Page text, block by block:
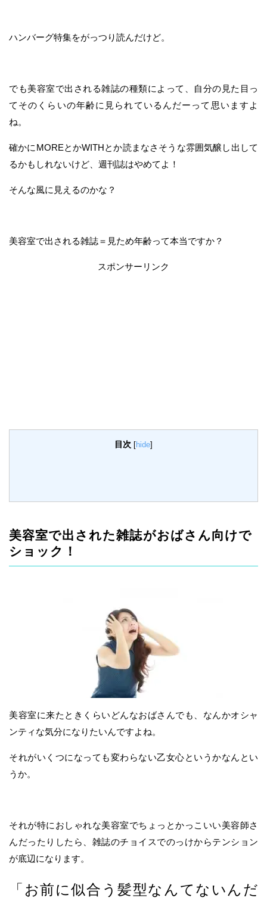
ハンバーグ特集をがっつり読んだけど。
でも美容室で出される雑誌の種類によって、自分の見た目っ
てそのくらいの年齢に見られているんだーって思いますよ
ね。
確かにMOREとかWITHとか読まなさそうな雰囲気醸し出して
るかもしれないけど、週刊誌はやめてよ！
そんな風に見えるのかな？
美容室で出される雑誌＝見ため年齢って本当ですか？
スポンサーリンク
目次 [hide]
美容室で出された雑誌がおばさん向けで
ショック！
美容室に来たときくらいどんなおばさんでも、なんかオシャ
ンティな気分になりたいんですよね。
それがいくつになっても変わらない乙女心というかなんとい
うか。
それが特におしゃれな美容室でちょっとかっこいい美容師さ
んだったりしたら、雑誌のチョイスでのっけからテンション
が底辺になります。
「お前に似合う髪型なんてないんだ